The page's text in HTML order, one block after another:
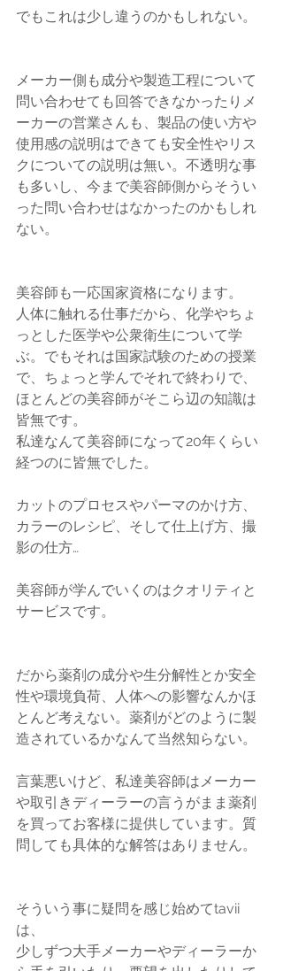
でもこれは少し違うのかもしれない。
メーカー側も成分や製造工程について
問い合わせても回答できなかったりメ
ーカーの営業さんも、製品の使い方や
使用感の説明はできても安全性やリス
クについての説明は無い。不透明な事
も多いし、今まで美容師側からそうい
った問い合わせはなかったのかもしれ
ない。
美容師も一応国家資格になります。
人体に触れる仕事だから、化学やちょ
っとした医学や公衆衛生について学
ぶ。でもそれは国家試験のための授業
で、ちょっと学んでそれで終わりで、
ほとんどの美容師がそこら辺の知識は
皆無です。
私達なんて美容師になって20年くらい
経つのに皆無でした。
カットのプロセスやパーマのかけ方、
カラーのレシピ、そして仕上げ方、撮
影の仕方…
美容師が学んでいくのはクオリティと
サービスです。
だから薬剤の成分や生分解性とか安全
性や環境負荷、人体への影響なんかほ
とんど考えない。薬剤がどのように製
造されているかなんて当然知らない。
言葉悪いけど、私達美容師はメーカー
や取引きディーラーの言うがまま薬剤
を買ってお客様に提供しています。質
問しても具体的な解答はありません。
そういう事に疑問を感じ始めてtavii
は、
少しずつ大手メーカーやディーラーか